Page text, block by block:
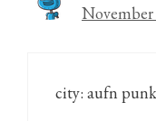
city: aufn